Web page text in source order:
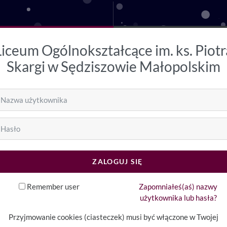
Ogólnokształcące im. ks.
Skargi w Sędziszowie Małopolskim
ZALOGUJ SIĘ
Remember user
Zapomniałeś(aś) nazwy
użytkownika lub hasła?
Przyjmowanie cookies (ciasteczek) musi być włączone w Twojej